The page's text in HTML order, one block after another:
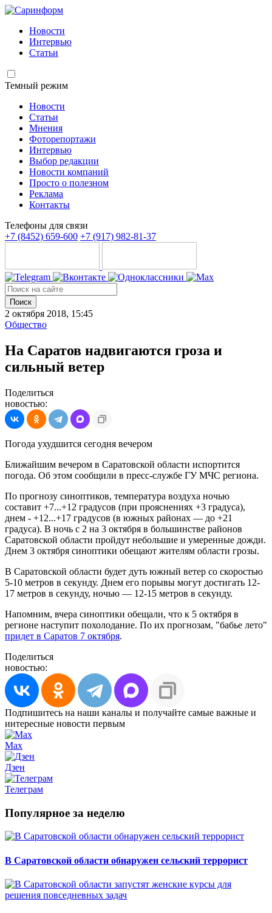
Новости
Интервью
Статьи
Темный режим
Новости
Статьи
Мнения
Фоторепортажи
Интервью
Выбор редакции
Новости компаний
Просто о полезном
Реклама
Контакты
Телефоны для связи
+7 (8452) 659-600 +7 (917) 982-81-37
Поиск
2 октября 2018, 15:45
Общество
На Саратов надвигаются гроза и
сильный ветер
Поделиться
новостью:
Погода ухудшится сегодня вечером
Ближайшим вечером в Саратовской области испортится
погода. Об этом сообщили в пресс-службе ГУ МЧС региона.
По прогнозу синоптиков, температура воздуха ночью
составит +7...+12 градусов (при прояснениях +3 градуса),
днем - +12...+17 градусов (в южных районах — до +21
градуса). В ночь с 2 на 3 октября в большинстве районов
Саратовской области пройдут небольшие и умеренные дожди.
Днем 3 октября синоптики обещают жителям области грозы.
В Саратовской области будет дуть южный ветер со скоростью
5-10 метров в секунду. Днем его порывы могут достигать 12-
17 метров в секунду, ночью — 12-15 метров в секунду.
Напомним, вчера синоптики обещали, что к 5 октября в
регионе наступит похолодание. По их прогнозам, "бабье лето"
придет в Саратов 7 октября.
Поделиться
новостью:
Подпишитесь на наши каналы и получайте самые важные и
интересные новости первым
Max
Дзен
Телеграм
Популярное за неделю
В Саратовской области обнаружен сельский террорист